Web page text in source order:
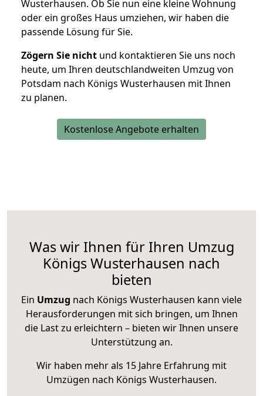
Wusterhausen. Ob Sie nun eine kleine Wohnung
oder ein großes Haus umziehen, wir haben die
passende Lösung für Sie.
Zögern Sie nicht und kontaktieren Sie uns noch
heute, um Ihren deutschlandweiten Umzug von
Potsdam nach Königs Wusterhausen mit Ihnen
zu planen.
Kostenlose Angebote erhalten
Was wir Ihnen für Ihren Umzug
Königs Wusterhausen nach
bieten
Ein Umzug nach Königs Wusterhausen kann viele
Herausforderungen mit sich bringen, um Ihnen
die Last zu erleichtern – bieten wir Ihnen unsere
Unterstützung an.
Wir haben mehr als 15 Jahre Erfahrung mit
Umzügen nach Königs Wusterhausen.